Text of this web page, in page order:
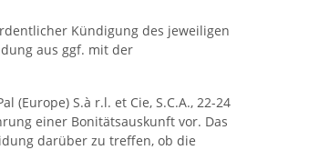
Kündigung des jeweiligen
aus ggf. mit der
S.à r.l. et Cie, S.C.A., 22-24
einer Bonitätsauskunft vor. Das
darüber zu treffen, ob die